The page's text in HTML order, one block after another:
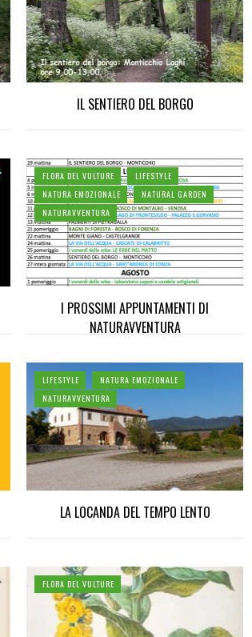
IL SENTIERO DEL BORGO
FLORA DEL VULTURE
LIFESTYLE
NATURA EMOZIONALE
NATURAL GARDEN
NATURAVVENTURA
I PROSSIMI APPUNTAMENTI DI
NATURAVVENTURA
LIFESTYLE
NATURA EMOZIONALE
NATURAVVENTURA
LA LOCANDA DEL TEMPO LENTO
FLORA DEL VULTURE